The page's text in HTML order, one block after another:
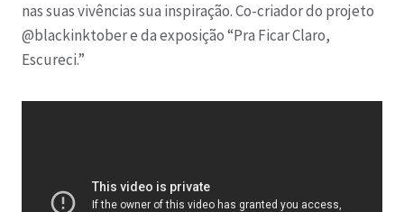
nas suas vivências sua inspiração. Co-criador do projeto
@blackinktober e da exposição “Pra Ficar Claro,
Escureci.”